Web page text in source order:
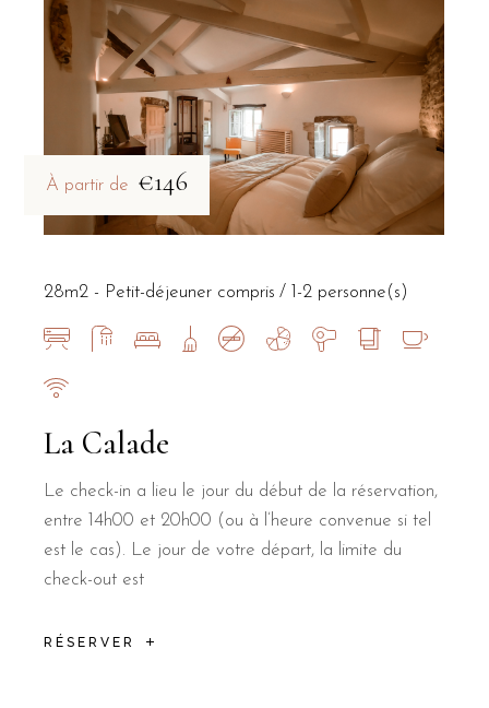
À partir de €146
La Calade
Le check-in a lieu le jour du début de la réservation,
entre 14h00 et 20h00 (ou à l’heure convenue si tel
est le cas). Le jour de votre départ, la limite du
check-out est
RÉSERVER
28m2 - Petit-déjeuner compris 1-2 personne(s)